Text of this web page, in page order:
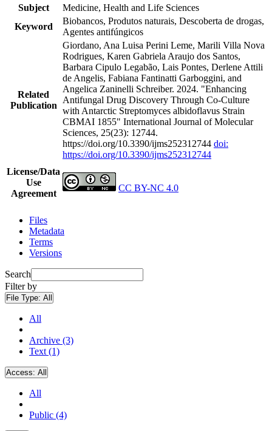
Subject
Medicine, Health and Life Sciences
Keyword
Biobancos, Produtos naturais, Descoberta de drogas,
Agentes antifúngicos
Related
Publication
Giordano, Ana Luisa Perini Leme, Marili Villa Nova
Rodrigues, Karen Gabriela Araujo dos Santos,
Barbara Cipulo Legabão, Lais Pontes, Derlene Attili
de Angelis, Fabiana Fantinatti Garboggini, and
Angelica Zaninelli Schreiber. 2024. "Enhancing
Antifungal Drug Discovery Through Co-Culture
with Antarctic Streptomyces albidoflavus Strain
CBMAI 1855" International Journal of Molecular
Sciences, 25(23): 12744.
https://doi.org/10.3390/ijms252312744 doi:
https://doi.org/10.3390/ijms252312744
License/Data
Use
Agreement
CC BY-NC 4.0
Files
Metadata
Terms
Versions
Search
Filter by
File Type: All
All
Archive (3)
Text (1)
Access: All
All
Public (4)